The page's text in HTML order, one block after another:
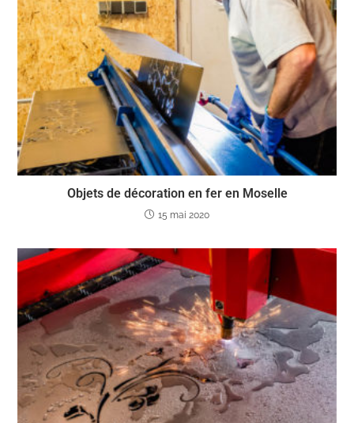
Objets de décoration en fer en Moselle
15 mai 2020